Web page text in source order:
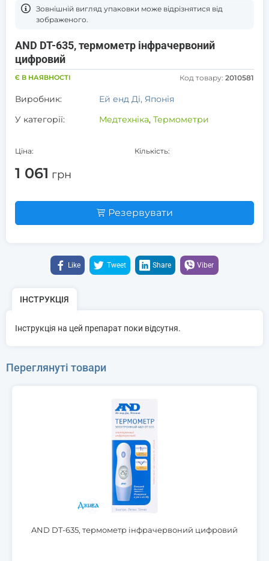
Зовнішній вигляд упаковки може відрізнятися від
зображеного.
AND DT-635, термометр інфрачервоний
цифровий
Є В НАЯВНОСТІ Код товару: 2010581
Виробник:
Ей енд Ді, Японія
У категорії:
Медтехніка, Термометри
Ціна:
1 061 грн
Кількість:
Резервувати
Like Tweet Share Viber
ІНСТРУКЦІЯ
Інструкція на цей препарат поки відсутня.
Переглянуті товари
AND DT-635, термометр інфрачервоний цифровий